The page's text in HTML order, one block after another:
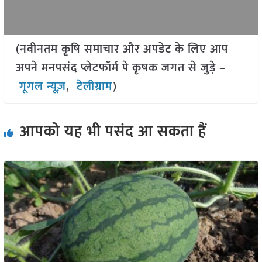
(नवीनतम कृषि समाचार और अपडेट के लिए आप
अपने मनपसंद प्लेटफॉर्म पे कृषक जगत से जुड़े –
गूगल न्यूज़,टेलीग्राम)
आपको यह भी पसंद आ सकता हैं